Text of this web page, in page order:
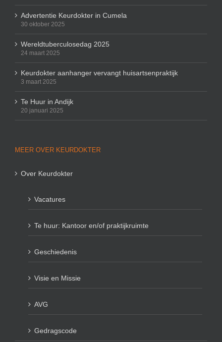
Advertentie Keurdokter in Cumela
30 oktober 2025
Wereldtuberculosedag 2025
24 maart 2025
Keurdokter aanhanger vervangt huisartsenpraktijk
3 maart 2025
Te Huur in Andijk
20 januari 2025
MEER OVER KEURDOKTER
Over Keurdokter
Vacatures
Te huur: Kantoor en/of praktijkruimte
Geschiedenis
Visie en Missie
AVG
Gedragscode